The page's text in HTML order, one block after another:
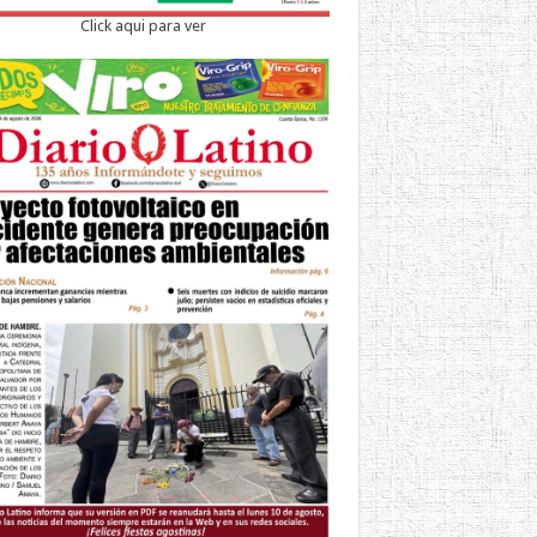
Click aqui para ver